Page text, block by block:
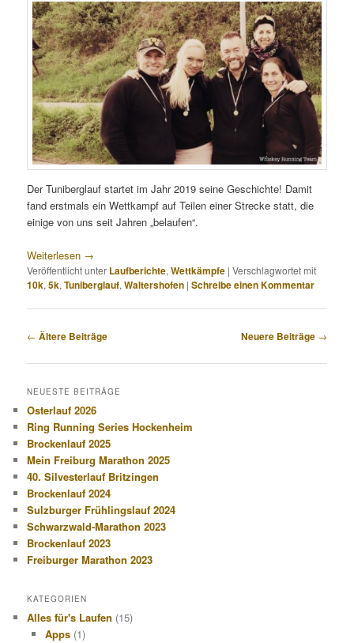
Der Tuniberglauf startet im Jahr 2019 seine Geschichte! Damit
fand erstmals ein Wettkampf auf Teilen einer Strecke statt, die
einige von uns seit Jahren „belaufen“.
Weiterlesen →
Veröffentlicht unter Laufberichte,Wettkämpfe |Verschlagwortet mit
10k,5k,Tuniberglauf,Waltershofen |Schreibe einen Kommentar
Beitragsnavigation
← Ältere Beiträge Neuere Beiträge →
NEUESTE BEITRÄGE
Osterlauf 2026
Ring Running Series Hockenheim
Brockenlauf 2025
Mein Freiburg Marathon 2025
40. Silvesterlauf Britzingen
Brockenlauf 2024
Sulzburger Frühlingslauf 2024
Schwarzwald-Marathon 2023
Brockenlauf 2023
Freiburger Marathon 2023
KATEGORIEN
Alles für's Laufen (15)
Apps(1)